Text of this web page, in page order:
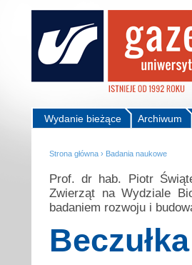
Archiwum
Wydanie bieżące
Strona główna › Badania naukowe
Prof. dr hab. Piotr
Zwierząt na Wydziale
badaniem rozwoju i